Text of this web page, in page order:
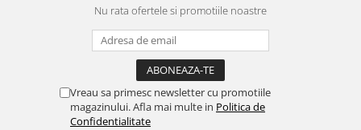
Nu rata ofertele si promotiile noastre
Vreau sa primesc newsletter cu promotiile
magazinului. Afla mai multe in Politica de
Confidentialitate